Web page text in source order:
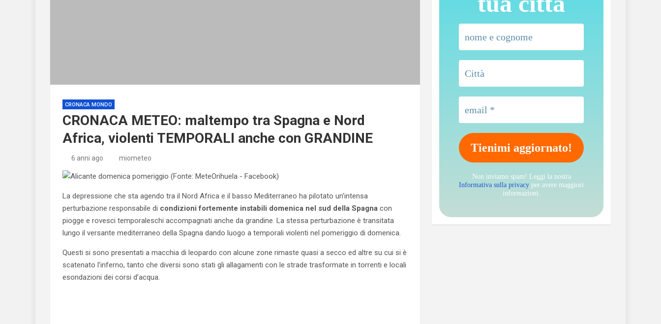
CRONACA MONDO
CRONACA METEO: maltempo tra Spagna e Nord
Africa, violenti TEMPORALI anche con GRANDINE
6 anni ago miometeo
La depressione che sta agendo tra il Nord Africa e il basso Mediterraneo ha pilotato un’intensa
perturbazione responsabile di condizioni fortemente instabili domenica nel sud della Spagna con
piogge e rovesci temporaleschi accompagnati anche da grandine. La stessa perturbazione è transitata
lungo il versante mediterraneo della Spagna dando luogo a temporali violenti nel pomeriggio di domenica.
Questi si sono presentati a macchia di leopardo con alcune zone rimaste quasi a secco ed altre su cui si è
scatenato l’inferno, tanto che diversi sono stati gli allagamenti con le strade trasformate in torrenti e locali
esondazioni dei corsi d’acqua.
Non inviamo spam! Leggi la nostra
Informativa sulla privacy per avere maggiori
informazioni.